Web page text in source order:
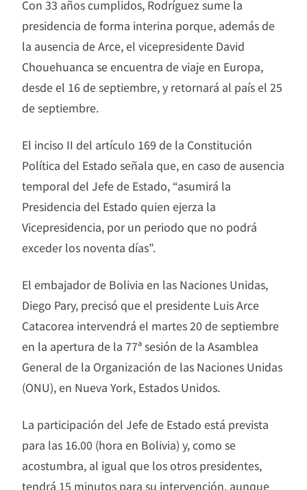
Con 33 años cumplidos, Rodríguez sume la
presidencia de forma interina porque, además de
la ausencia de Arce, el vicepresidente David
Chouehuanca se encuentra de viaje en Europa,
desde el 16 de septiembre, y retornará al país el 25
de septiembre.
El inciso II del artículo 169 de la Constitución
Política del Estado señala que, en caso de ausencia
temporal del Jefe de Estado, “asumirá la
Presidencia del Estado quien ejerza la
Vicepresidencia, por un periodo que no podrá
exceder los noventa días”.
El embajador de Bolivia en las Naciones Unidas,
Diego Pary, precisó que el presidente Luis Arce
Catacorea intervendrá el martes 20 de septiembre
en la apertura de la 77ª sesión de la Asamblea
General de la Organización de las Naciones Unidas
(ONU), en Nueva York, Estados Unidos.
La participación del Jefe de Estado está prevista
para las 16.00 (hora en Bolivia) y, como se
acostumbra, al igual que los otros presidentes,
tendrá 15 minutos para su intervención, aunque